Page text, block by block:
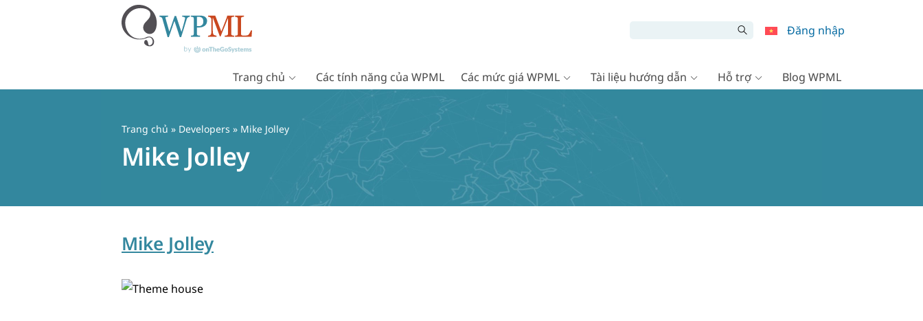
Đăng nhập
Trang chủ Các tính năng của WPML Các mức giá WPML Tài liệu hướng dẫn Hỗ trợ Blog WPML
Trang chủ » Developers » Mike Jolley
Mike Jolley
Mike Jolley